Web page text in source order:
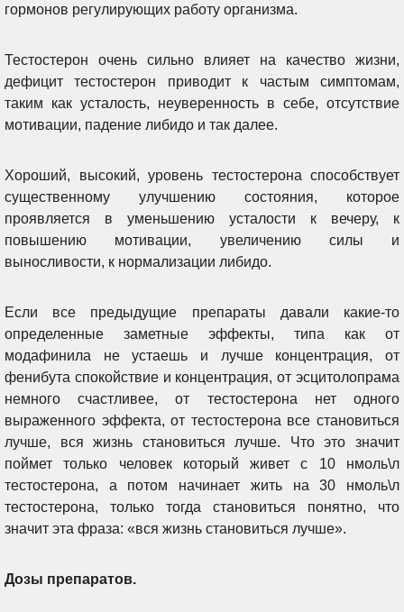
гормонов регулирующих работу организма.
Тестостерон очень сильно влияет на качество жизни,
дефицит тестостерон приводит к частым симптомам,
таким как усталость, неуверенность в себе, отсутствие
мотивации, падение либидо и так далее.
Хороший, высокий, уровень тестостерона способствует
существенному улучшению состояния, которое
проявляется в уменьшению усталости к вечеру, к
повышению мотивации, увеличению силы и
выносливости, к нормализации либидо.
Если все предыдущие препараты давали какие-то
определенные заметные эффекты, типа как от
модафинила не устаешь и лучше концентрация, от
фенибута спокойствие и концентрация, от эсцитолопрама
немного счастливее, от тестостерона нет одного
выраженного эффекта, от тестостерона все становиться
лучше, вся жизнь становиться лучше. Что это значит
поймет только человек который живет с 10 нмоль\л
тестостерона, а потом начинает жить на 30 нмоль\л
тестостерона, только тогда становиться понятно, что
значит эта фраза: «вся жизнь становиться лучше».
Дозы препаратов.